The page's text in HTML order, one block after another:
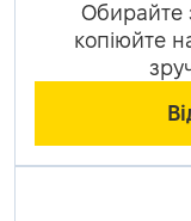
Обирайте
копіюйте